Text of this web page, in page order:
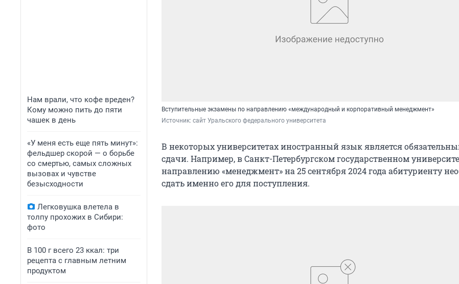
Нам врали, что кофе вреден?
Кому можно пить до пяти
чашек в день
«У меня есть еще пять минут»:
фельдшер скорой — о борьбе
со смертью, самых сложных
вызовах и чувстве
безысходности
Легковушка влетела в
толпу прохожих в Сибири:
фото
В 100 г всего 23 ккал: три
рецепта с главным летним
продуктом
Вступительные экзамены по направлению «международный и корпоративный менеджмент»
Источник: сайт Уральского федерального университета
В некоторых университетах иностранный язык является
сдачи. Например, в Санкт-Петербургском государственном
направлению «менеджмент» на 25 сентября 2024 года абитуриенту
сдать именно его для поступления.